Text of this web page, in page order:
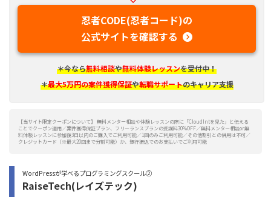
忍者CODE(忍者コード)の
公式サイトを確認する
＊今なら無料相談や無料体験レッスンを受付中！
＊最大5万円の案件獲得保証や転職サポートのキャリア支援
【当サイト限定クーポンについて】 無料メンター相談や体験レッスンの際に「CloudIntを見た」と伝える
ことでクーポン適用／案件獲得保証プラン、フリーランスプランの受講料30%OFF／無料メンター相談or無
料体験レッスンに参加後3日以内のご購入でご利用可能／1回のみご利用可能／その他割引との併用は不可／
クレジットカード（※最大20回まで分割可能）か、銀行振込でのお支払いでご利用可能
WordPressが学べるプログラミングスクール②
RaiseTech(レイズテック)